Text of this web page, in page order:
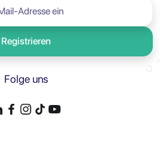
Registrieren
Folge uns